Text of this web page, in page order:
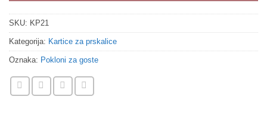
SKU: KP21
Kategorija: Kartice za prskalice
Oznaka: Pokloni za goste